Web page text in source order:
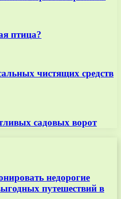
птица?
чистящих средств
садовых ворот
недорогие
путешествий в